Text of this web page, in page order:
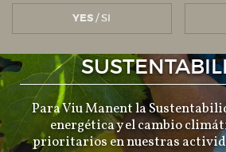
Para Viu Manent la
energética y el cambio
prioritarios en nuestras
YES/ SI